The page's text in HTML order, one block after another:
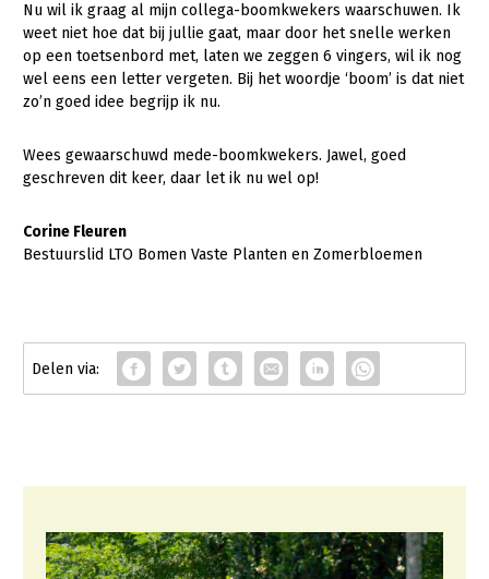
Vleesveehouderij
Mensen
Bestuur en Directie
Medewerkers
Jaarverslag 2023
Vacatures
Contact
Nu wil ik graag al mijn collega-boomkwekers waarschuwen. Ik
weet niet hoe dat bij jullie gaat, maar door het snelle werken
op een toetsenbord met, laten we zeggen 6 vingers, wil ik nog
wel eens een letter vergeten. Bij het woordje ‘boom’ is dat niet
zo’n goed idee begrijp ik nu.
Wees gewaarschuwd mede-boomkwekers. Jawel, goed
geschreven dit keer, daar let ik nu wel op!
Corine Fleuren
Bestuurslid LTO Bomen Vaste Planten en Zomerbloemen